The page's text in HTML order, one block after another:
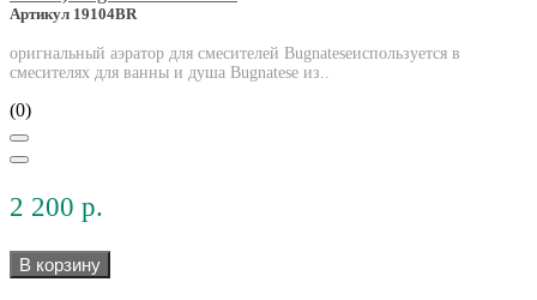
Артикул 19104BR
оригнальный аэратор для смесителей Bugnateseиспользуется в
смесителях для ванны и душа Bugnatese из..
(0)
2 200 р.
В корзину